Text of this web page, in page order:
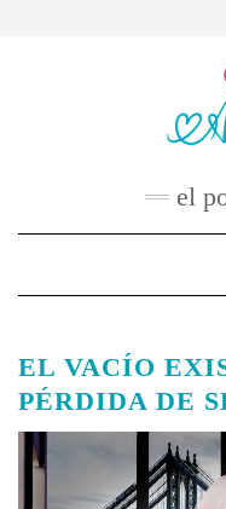
el
EL VACÍO
PÉRDIDA DE